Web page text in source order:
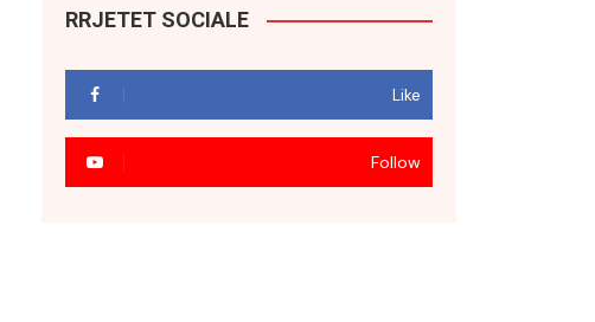
RRJETET SOCIALE
Like
Follow